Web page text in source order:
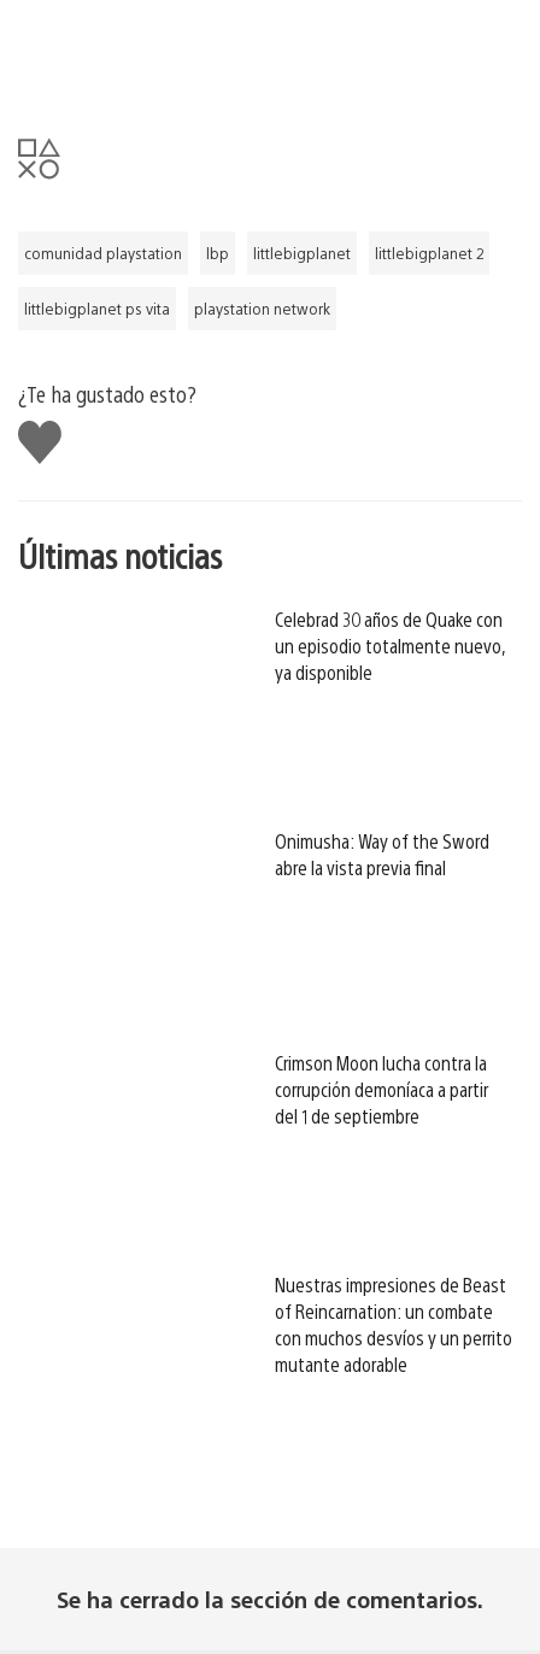
comunidad playstation lbp littlebigplanet littlebigplanet 2
littlebigplanet ps vita playstation network
¿Te ha gustado esto?
Me
gusta
Últimas noticias
Celebrad 30 años de Quake con
un episodio totalmente nuevo,
ya disponible
Onimusha: Way of the Sword
abre la vista previa final
Crimson Moon lucha contra la
corrupción demoníaca a partir
del 1 de septiembre
Nuestras impresiones de Beast
of Reincarnation: un combate
con muchos desvíos y un perrito
mutante adorable
Se ha cerrado la sección de comentarios.